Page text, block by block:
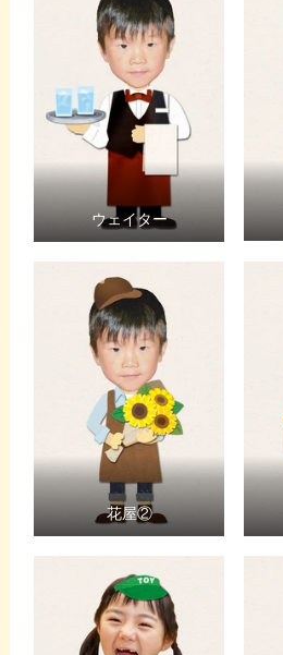
ウェイター
花屋②